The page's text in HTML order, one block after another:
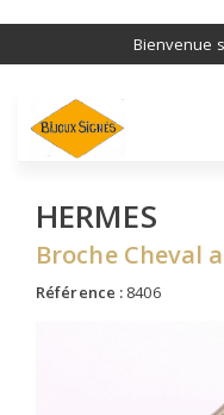
principal
Bienvenue
HERMES
Broche Cheval
Référence : 8406